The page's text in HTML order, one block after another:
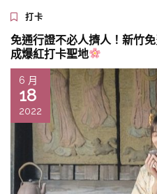
打卡
免通行證不必人擠人！新竹
成爆紅打卡聖地
6 月
18
2022